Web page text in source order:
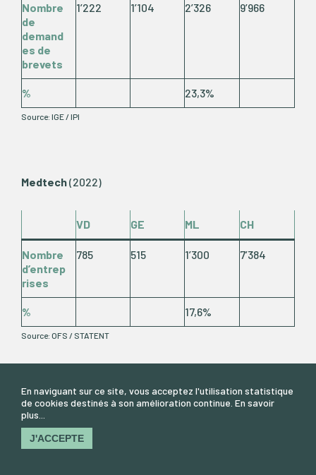
En naviguant sur ce site, vous acceptez l'utilisation statistique
de cookies destinés à son amélioration continue. En savoir
plus...
Nombre
de
demand
es de
brevets
1’222 1’104 2’326 9’966
% 23,3%
Source: IGE / IPI
Medtech(2022)
VD GE ML CH
Nombre
d’entrep
rises
785 515 1’300 7’384
% 17,6%
Source: OFS / STATENT
©2026 Métropole
lémanique
Informations légales
Politique de confidentialité